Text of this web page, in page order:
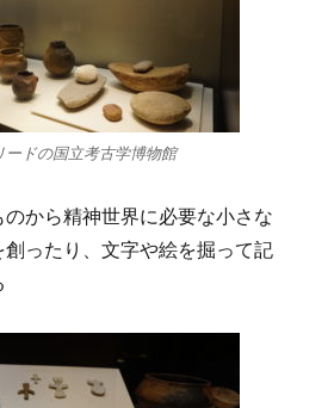
ードの国立考古学博物館
から精神世界に必要な小さな
ったり、文字や絵を掘って記